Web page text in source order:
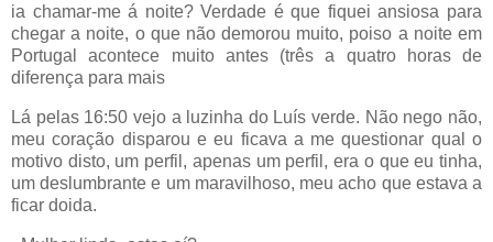
ia chamar-me á noite? Verdade é que fiquei ansiosa para
chegar a noite, o que não demorou muito, poiso a noite em
Portugal acontece muito antes (três a quatro horas de
diferença para mais
Lá pelas 16:50 vejo a luzinha do Luís verde. Não nego não,
meu coração disparou e eu ficava a me questionar qual o
motivo disto, um perfil, apenas um perfil, era o que eu tinha,
um deslumbrante e um maravilhoso, meu acho que estava a
ficar doida.